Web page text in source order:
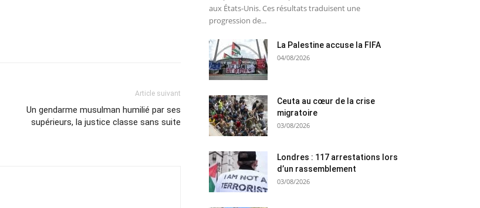
Article suivant
Un gendarme musulman humilié par ses
supérieurs, la justice classe sans suite
aux États-Unis. Ces résultats traduisent une
progression de...
La Palestine accuse la FIFA
04/08/2026
Ceuta au cœur de la crise
migratoire
03/08/2026
Londres : 117 arrestations lors
d’un rassemblement
03/08/2026